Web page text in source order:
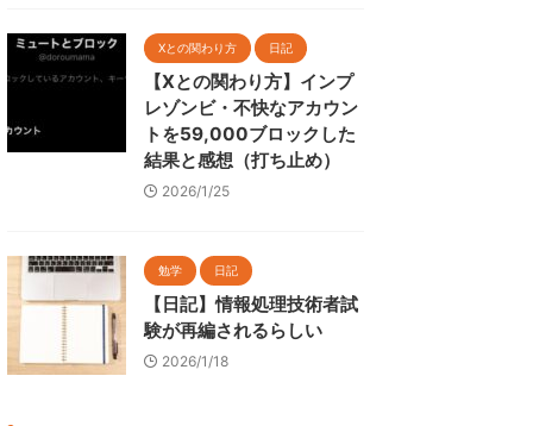
Xとの関わり方 日記
【Xとの関わり方】インプ
レゾンビ・不快なアカウン
トを59,000ブロックした
結果と感想（打ち止め）
2026/1/25
勉学 日記
【日記】情報処理技術者試
験が再編されるらしい
2026/1/18